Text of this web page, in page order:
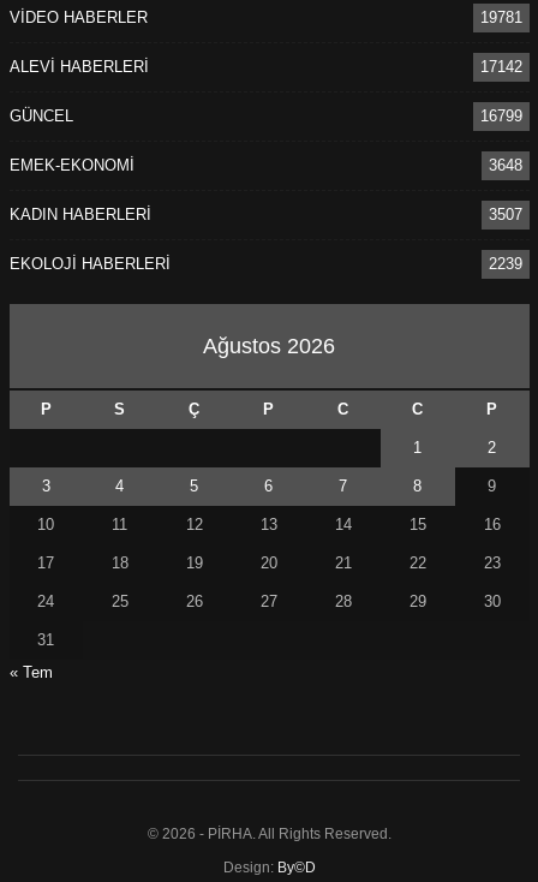
VİDEO HABERLER 19781
ALEVİ HABERLERİ 17142
GÜNCEL 16799
EMEK-EKONOMİ 3648
KADIN HABERLERİ 3507
EKOLOJİ HABERLERİ 2239
Ağustos 2026
P S Ç P C C P
1 2
3 4 5 6 7 8 9
10 11 12 13 14 15 16
17 18 19 20 21 22 23
24 25 26 27 28 29 30
31
« Tem
© 2026 - PİRHA. All Rights Reserved.
Design: By©D